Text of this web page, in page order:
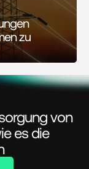
zu
von
es die